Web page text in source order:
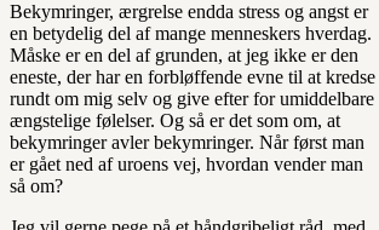
Bekymringer, ærgrelse endda stress og angst er
en betydelig del af mange menneskers hverdag.
Måske er en del af grunden, at jeg ikke er den
eneste, der har en forbløffende evne til at kredse
rundt om mig selv og give efter for umiddelbare
ængstelige følelser. Og så er det som om, at
bekymringer avler bekymringer. Når først man
er gået ned af uroens vej, hvordan vender man
så om?